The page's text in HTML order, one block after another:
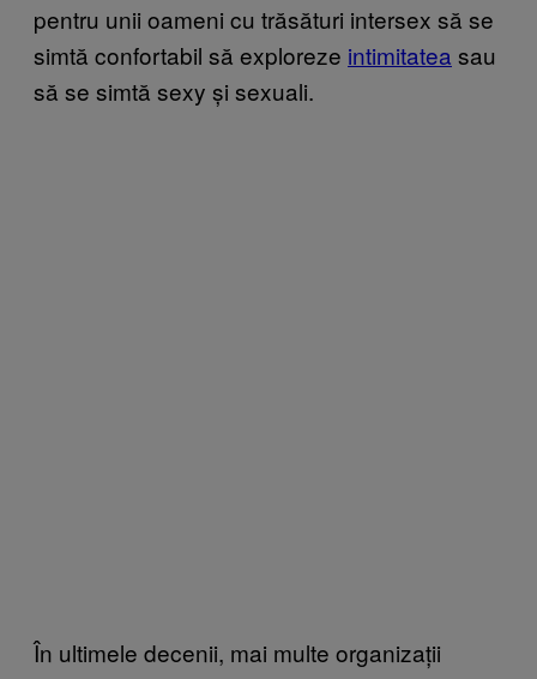
pentru unii oameni cu trăsături intersex să se
simtă confortabil să exploreze intimitatea sau
să se simtă sexy și sexuali.
În ultimele decenii, mai multe organizații